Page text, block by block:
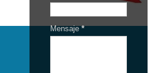
Mensaje*